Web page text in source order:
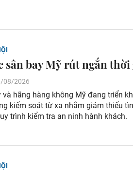
sân bay Mỹ rút ngắn
08/2026
và hãng hàng không Mỹ đang triển
kiểm soát từ xa nhằm giảm thiểu
trình kiểm tra an ninh hành khách.